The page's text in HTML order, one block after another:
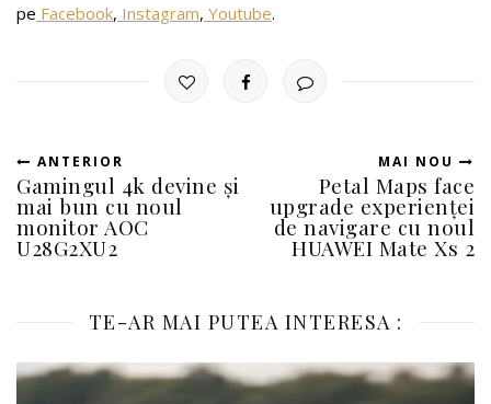
pe Facebook, Instagram, Youtube.
ANTERIOR
Gamingul 4k devine și
mai bun cu noul
monitor AOC
U28G2XU2
MAI NOU
Petal Maps face
upgrade experienței
de navigare cu noul
HUAWEI Mate Xs 2
TE-AR MAI PUTEA INTERESA :